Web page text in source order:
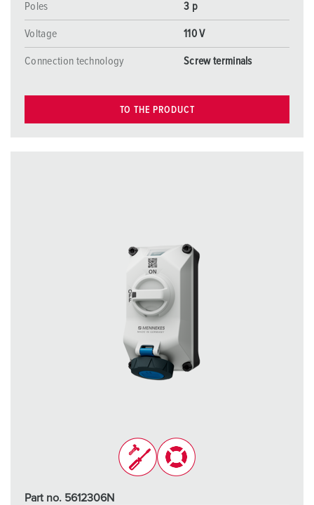
Poles 3 p
Voltage 110 V
Connection technology Screw terminals
TO THE PRODUCT
Part no. 5612306N